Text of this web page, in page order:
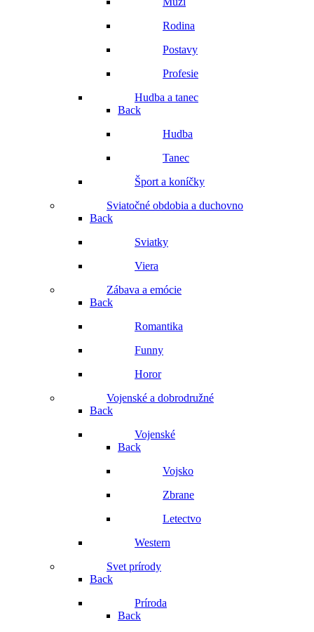
Rodina
Postavy
Profesie
Hudba a tanec
Back
Hudba
Tanec
Šport a koníčky
Sviatočné obdobia a duchovno
Back
Sviatky
Viera
Zábava a emócie
Back
Romantika
Funny
Horor
Vojenské a dobrodružné
Back
Vojenské
Back
Vojsko
Zbrane
Letectvo
Western
Svet prírody
Back
Príroda
Back